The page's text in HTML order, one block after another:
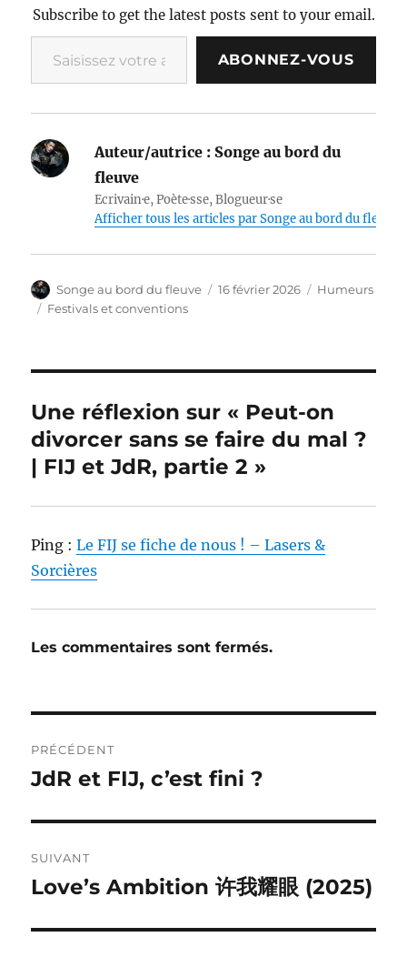
Subscribe to get the latest posts sent to your email.
Saisissez votre adresse e-mail…
ABONNEZ-VOUS
Auteur/autrice : Songe au bord du
fleuve
Ecrivain·e, Poète·sse, Blogueur·se
Afficher tous les articles par Songe au bord du fleuve
Auteur
Songe au bord du fleuve
Publié
16 février 2026 Catégories
Humeurs
Étiquettes
Festivals et conventions
Une réflexion sur « Peut-on
divorcer sans se faire du mal ?
| FIJ et JdR, partie 2 »
Ping :Le FIJ se fiche de nous ! – Lasers &
Sorcières
Les commentaires sont fermés.
de
PRÉCÉDENT
Publication
JdR et FIJ, c’est fini ?
SUIVANT
Publication
Love’s Ambition 许我耀眼 (2025)